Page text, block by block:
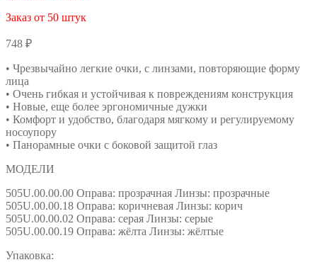
Заказ от 50 штук
748 ₽
• Чрезвычайно легкие очки, с линзами, повторяющие форму
лица
• Очень гибкая и устойчивая к повреждениям конструкция
• Новые, еще более эргономичные дужки
• Комфорт и удобство, благодаря мягкому и регулируемому
носоупору
• Панорамные очки с боковой защитой глаз
МОДЕЛИ
505U.00.00.00 Оправа: прозрачная Линзы: прозрачные
505U.00.00.18 Оправа: коричневая Линзы: корич
505U.00.00.02 Оправа: серая Линзы: серые
505U.00.00.19 Оправа: жёлта Линзы: жёлтые
Упаковка: